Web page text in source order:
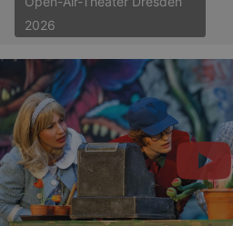
2026